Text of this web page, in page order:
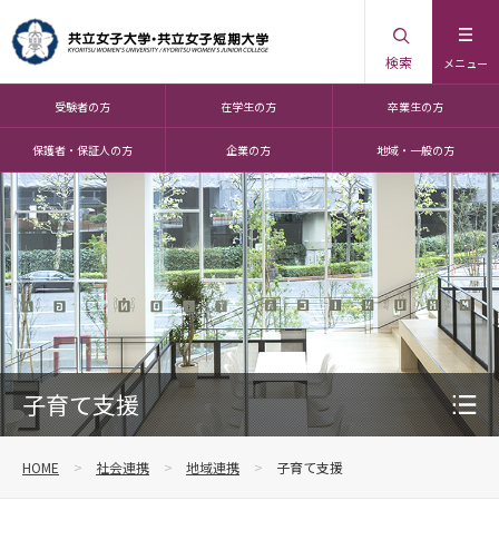
メニュー
検索
受験者の方 在学生の方 卒業生の方
保護者・保証人の方 企業の方 地域・一般の方
子育て支援
HOME 社会連携 地域連携 子育て支援